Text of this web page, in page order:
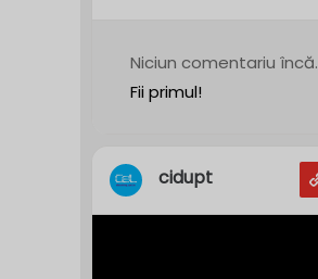
Niciun comentariu încă.
Fii primul!
cidupt